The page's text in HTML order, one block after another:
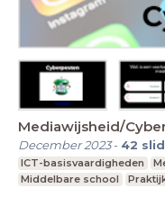
Mediawijsheid/
December 2023- 42
ICT-basisvaardigheden
Middelbare school